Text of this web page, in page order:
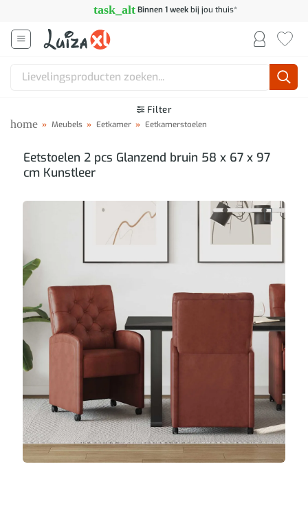
inhoud
task_alt Binnen 1 weekbij jou thuis*
Zoeken
Filter
home » Meubels » Eetkamer » Eetkamerstoelen
Eetstoelen 2 pcs Glanzend bruin 58 x 67 x 97
cm Kunstleer